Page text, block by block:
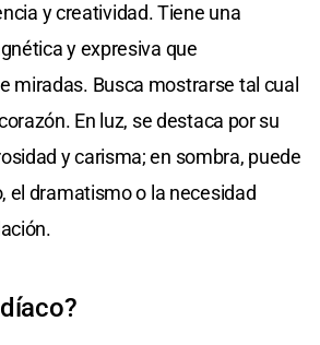
y creatividad. Tiene una
y expresiva que
miradas. Busca mostrarse tal cual
En luz, se destaca por su
y carisma; en sombra, puede
el dramatismo o la necesidad